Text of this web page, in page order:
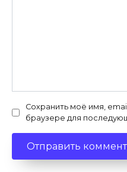
Сохранить моё имя,
браузере для